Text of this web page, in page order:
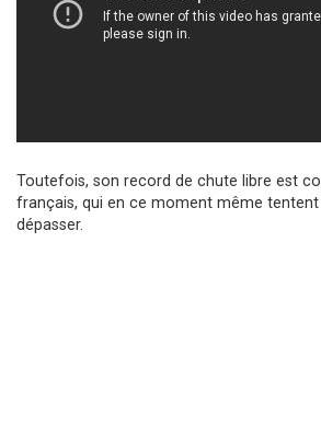
Toutefois, son record de chute libre est
français, qui en ce moment même
dépasser.